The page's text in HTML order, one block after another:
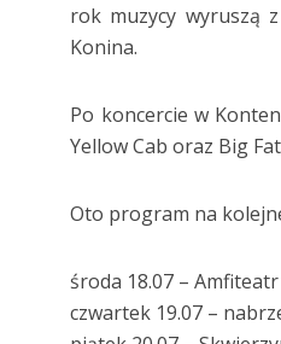
rok muzycy wyruszą
Konina.
Po koncercie w
Yellow Cab oraz Big
Oto program na
środa 18.07 –
czwartek 19.07 –